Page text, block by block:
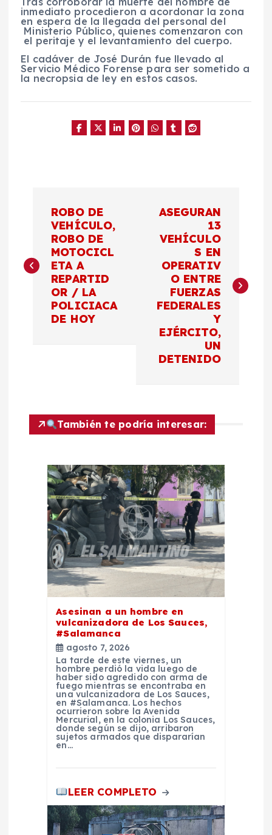
inmediato procedieron a acordonar la zona
en espera de la llegada del personal del
Ministerio Público, quienes comenzaron con
el peritaje y el levantamiento del cuerpo.
El cadáver de José Durán fue llevado al
Servicio Médico Forense para ser sometido a
la necropsia de ley en estos casos.
v
ó
ROBO DE
VEHÍCULO,
ROBO DE
MOTOCICL
ETA A
REPARTID
OR / LA
POLICIACA
DE HOY
ASEGURAN
13
VEHÍCULO
S EN
OPERATIV
O ENTRE
FUERZAS
FEDERALES
Y
EJÉRCITO,
UN
DETENIDO
También te podría interesar:
Asesinan a un hombre en
vulcanizadora de Los Sauces,
#Salamanca
agosto 7, 2026
La tarde de este viernes, un
hombre perdió la vida luego de
haber sido agredido con arma de
fuego mientras se encontraba en
una vulcanizadora de Los Sauces,
en #Salamanca. Los hechos
ocurrieron sobre la Avenida
Mercurial, en la colonia Los Sauces,
donde según se dijo, arribaron
sujetos armados que dispararían
en…
LEER COMPLETO